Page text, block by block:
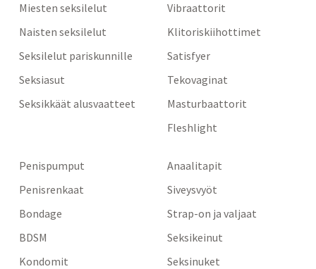
Miesten seksilelut
Naisten seksilelut
Seksilelut pariskunnille
Seksiasut
Seksikkäät alusvaatteet
Vibraattorit
Klitoriskiihottimet
Satisfyer
Tekovaginat
Masturbaattorit
Fleshlight
Penispumput
Penisrenkaat
Bondage
BDSM
Kondomit
Anaalitapit
Siveysvyöt
Strap-on ja valjaat
Seksikeinut
Seksinuket